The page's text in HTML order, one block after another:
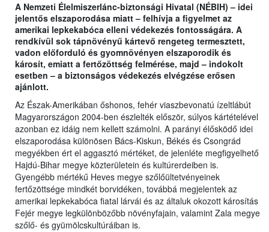
A Nemzeti Élelmiszerlánc-biztonsági Hivatal (NÉBIH) – idei
jelentős elszaporodása miatt – felhívja a figyelmet az
amerikai lepkekabóca elleni védekezés fontosságára. A
rendkívül sok tápnövényű kártevő rengeteg termesztett,
vadon előforduló és gyomnövényen elszaporodik és
károsít, emiatt a fertőzöttség felmérése, majd – indokolt
esetben – a biztonságos védekezés elvégzése erősen
ajánlott.
Az Észak-Amerikában őshonos, fehér viaszbevonatú ízeltlábút
Magyarországon 2004-ben észlelték először, súlyos kártételével
azonban ez idáig nem kellett számolni. A parányi élősködő idei
elszaporodása különösen Bács-Kiskun, Békés és Csongrád
megyékben ért el aggasztó mértéket, de jelenléte megfigyelhető
Hajdú-Bihar megye közterületein és kultúrerdeiben is.
Gyengébb mértékű Heves megye szőlőültetvényeinek
fertőzöttsége mindkét borvidéken, továbbá megjelentek az
amerikai lepkekabóca fiatal lárvái és az általuk okozott károsítás
Fejér megye legkülönbözőbb növényfajain, valamint Zala megye
szőlő- és gyümölcskultúráiban is.